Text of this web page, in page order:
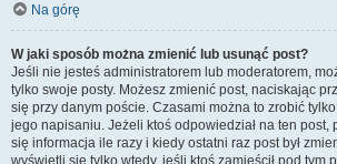
Na górę
W jaki sposób można zmienić lub usunąć post?
Jeśli nie jesteś administratorem lub moderatorem,
tylko swoje posty. Możesz zmienić post, naciskając
się przy danym poście. Czasami można to zrobić
jego napisaniu. Jeżeli ktoś odpowiedział na ten post,
się informacja ile razy i kiedy ostatni raz post był
wyświetli się tylko wtedy, jeśli ktoś zamieścił pod tym